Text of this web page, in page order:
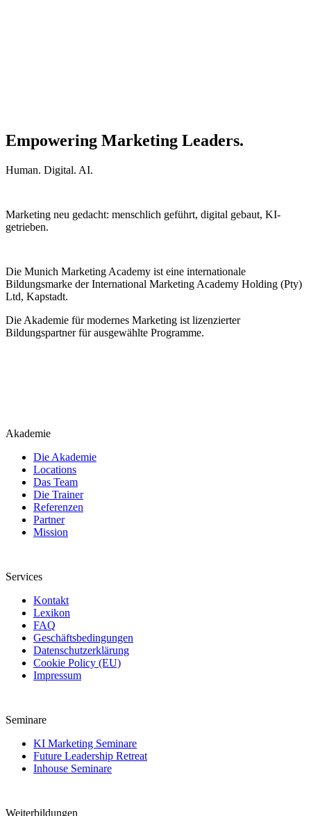
Empowering Marketing Leaders.
Human. Digital. AI.
Marketing neu gedacht: menschlich geführt, digital gebaut, KI-
getrieben.
Die Munich Marketing Academy ist eine internationale
Bildungsmarke der International Marketing Academy Holding (Pty)
Ltd, Kapstadt.
Die Akademie für modernes Marketing ist lizenzierter
Bildungspartner für ausgewählte Programme.
Akademie
Die Akademie
Locations
Das Team
Die Trainer
Referenzen
Partner
Mission
Services
Kontakt
Lexikon
FAQ
Geschäftsbedingungen
Datenschutzerklärung
Cookie Policy (EU)
Impressum
Seminare
KI Marketing Seminare
Future Leadership Retreat
Inhouse Seminare
Weiterbildungen